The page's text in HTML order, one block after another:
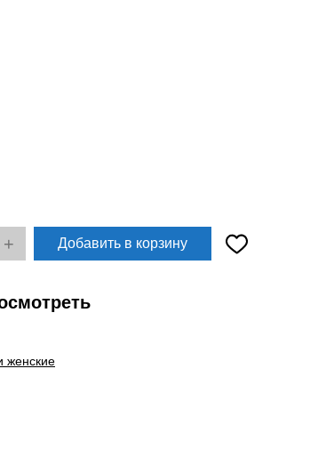
+ Добавить в корзину
женские